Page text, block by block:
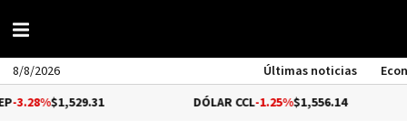
8/8/2026 Últimas noticias
-1.25%$1,556.14